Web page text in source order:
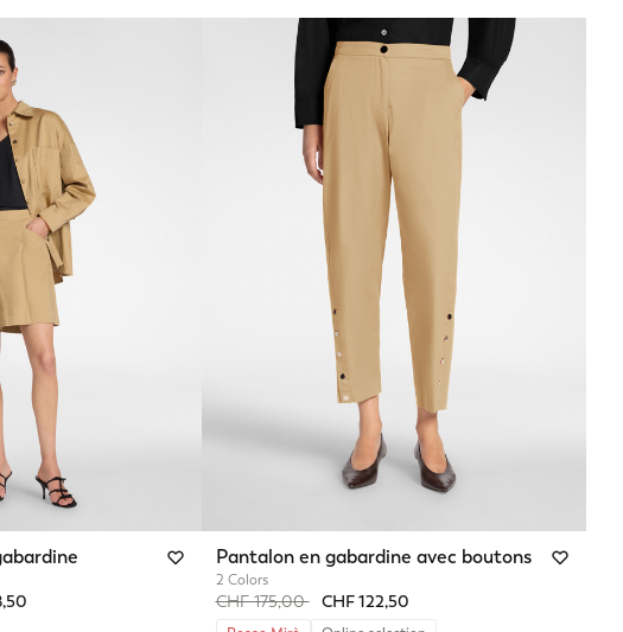
Pantalon en gabardine avec boutons
2 Colors
Price reduced from
CHF 175,00toCHF 122,50